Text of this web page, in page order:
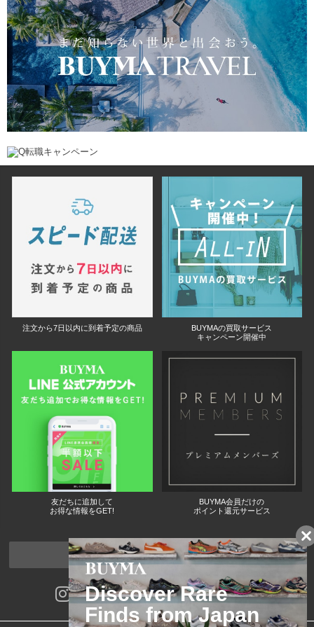
注文から7日以内に到着予定の商品
BUYMAの買取サービス
キャンペーン開催中
友だちに追加して
お得な情報をGET!
BUYMA会員だけの
ポイント還元サービス
ページトップへ